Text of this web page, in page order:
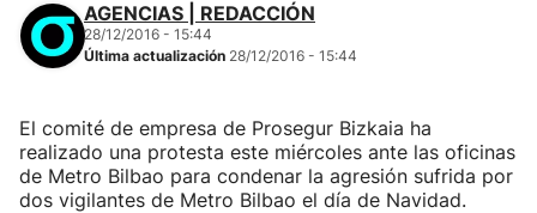
AGENCIAS | REDACCIÓN
28/12/2016 - 15:44
Última actualización 28/12/2016 - 15:44
El comité de empresa de Prosegur Bizkaia ha
realizado una protesta este miércoles ante las oficinas
de Metro Bilbao para condenar la agresión sufrida por
dos vigilantes de Metro Bilbao el día de Navidad.